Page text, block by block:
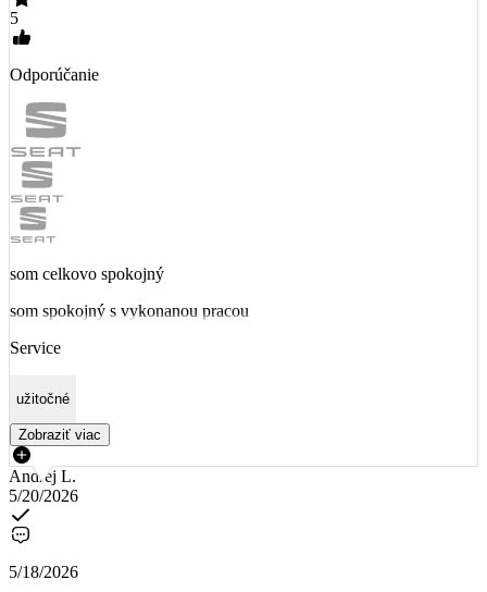
5
Odporúčanie
som celkovo spokojný
som spokojný s vykonanou pracou
Service
užitočné
Zobraziť viac
Andrej L.
5/20/2026
5/18/2026